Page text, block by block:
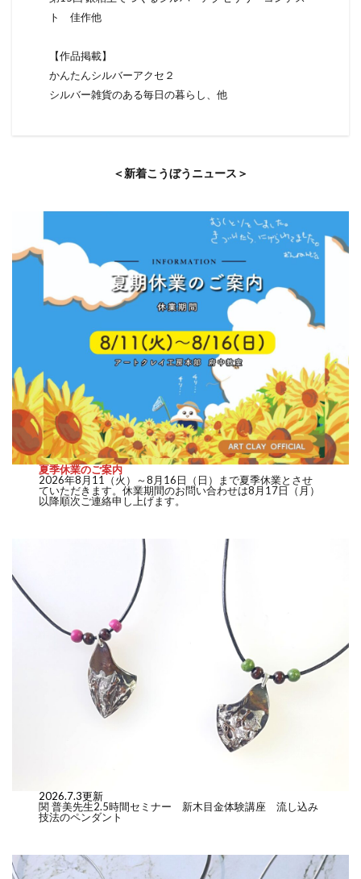
ト 佳作他
【作品掲載】
かんたんシルバーアクセ２
シルバー雑貨のある毎日の暮らし、他
＜新着こうぼうニュース＞
夏季休業のご案内
2026年8月11（火）～8月16日（日）まで夏季休業とさせ
ていただきます。休業期間のお問い合わせは8月17日（月）
以降順次ご連絡申し上げます。
2026.7.3更新
関 普美先生2.5時間セミナー 新木目金体験講座 流し込み
技法のペンダント